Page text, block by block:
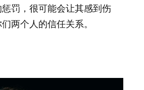
罚，很可能会让其感到伤
两个人的信任关系。